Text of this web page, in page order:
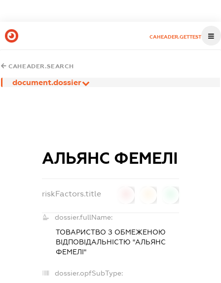
CAHEADER.GETTEST
CAHEADER.SEARCH
document.dossier
АЛЬЯНС ФЕМЕЛІ
riskFactors.title
dossier.fullName:
ТОВАРИСТВО З ОБМЕЖЕНОЮ
ВІДПОВІДАЛЬНІСТЮ "АЛЬЯНС
ФЕМЕЛІ"
dossier.opfSubType: